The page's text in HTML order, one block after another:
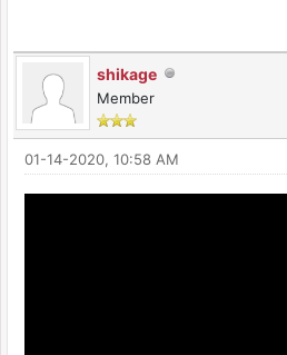
shikage
Member
01-14-2020, 10:58 AM